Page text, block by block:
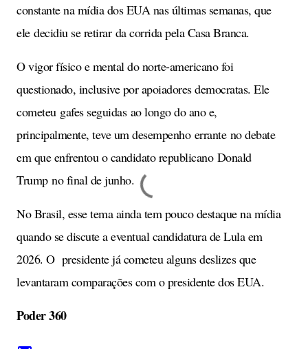
constante na mídia dos EUA nas últimas semanas, que
ele decidiu se retirar da corrida pela Casa Branca.
O vigor físico e mental do norte-americano foi
questionado, inclusive por apoiadores democratas. Ele
cometeu gafes seguidas ao longo do ano e,
principalmente, teve um desempenho errante no debate
em que enfrentou o candidato republicano Donald
Trump no final de junho.
No Brasil, esse tema ainda tem pouco destaque na mídia
quando se discute a eventual candidatura de Lula em
2026. O presidente já cometeu alguns deslizes que
levantaram comparações com o presidente dos EUA.
Poder 360